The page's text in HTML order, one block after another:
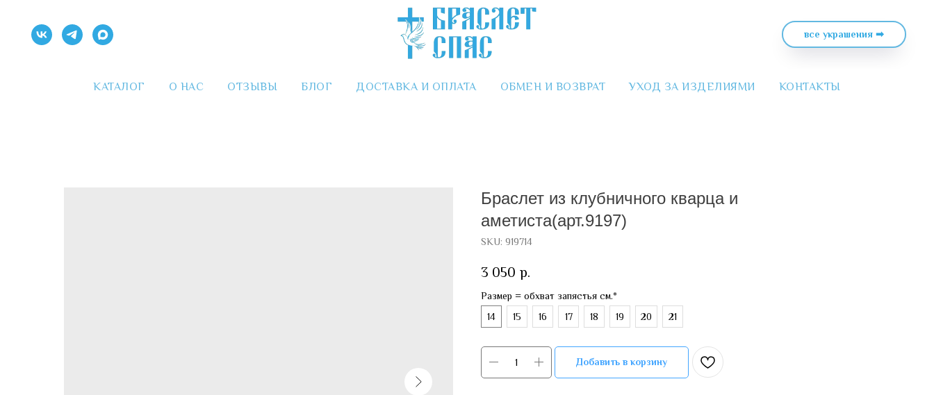
все украшения ➡
КАТАЛОГ О НАС ОТЗЫВЫ БЛОГ ДОСТАВКА И ОПЛАТА ОБМЕН И ВОЗВРАТ УХОД ЗА ИЗДЕЛИЯМИ КОНТАКТЫ
Браслет из клубничного кварца и
аметиста(арт.9197)
SKU: 919714
3 050 р.
Размер = обхват запястья см.*
14
15 16 17 18 19 20 21
Добавить в корзину